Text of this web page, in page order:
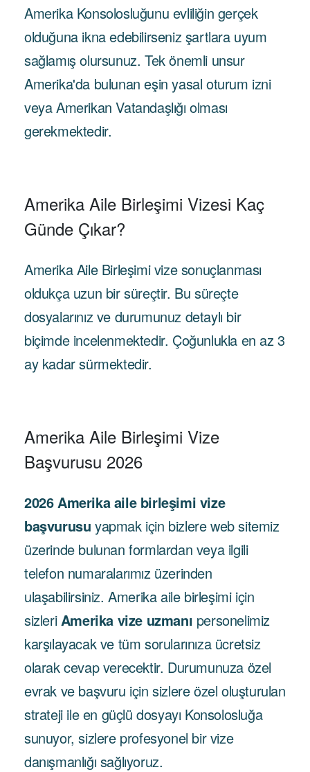
Amerika Konsolosluğunu evliliğin gerçek
olduğuna ikna edebilirseniz şartlara uyum
sağlamış olursunuz. Tek önemli unsur
Amerika'da bulunan eşin yasal oturum izni
veya Amerikan Vatandaşlığı olması
gerekmektedir.
Amerika Aile Birleşimi Vizesi Kaç
Günde Çıkar?
Amerika Aile Birleşimi vize sonuçlanması
oldukça uzun bir süreçtir. Bu süreçte
dosyalarınız ve durumunuz detaylı bir
biçimde incelenmektedir. Çoğunlukla en az 3
ay kadar sürmektedir.
Amerika Aile Birleşimi Vize
Başvurusu 2026
2026 Amerika aile birleşimi vize
başvurusu yapmak için bizlere web sitemiz
üzerinde bulunan formlardan veya ilgili
telefon numaralarımız üzerinden
ulaşabilirsiniz. Amerika aile birleşimi için
sizleriAmerika vize uzmanı personelimiz
karşılayacak ve tüm sorularınıza ücretsiz
olarak cevap verecektir. Durumunuza özel
evrak ve başvuru için sizlere özel oluşturulan
strateji ile en güçlü dosyayı Konsolosluğa
sunuyor, sizlere profesyonel bir vize
danışmanlığı sağlıyoruz.